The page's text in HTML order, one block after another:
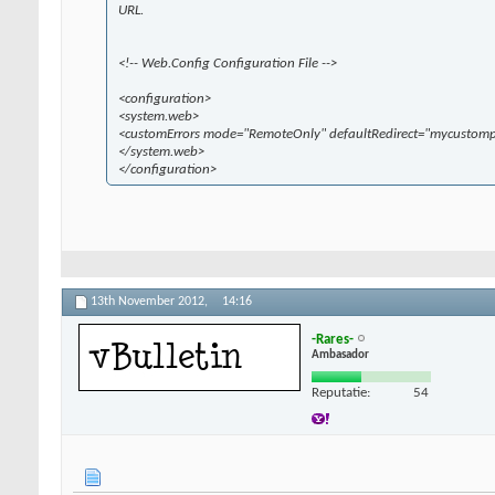
URL.
<!-- Web.Config Configuration File -->
<configuration>
<system.web>
<customErrors mode="RemoteOnly"
</system.web>
</configuration>
13th November 2012, 14:16
-Rares-
Ambasador
Reputatie: 54